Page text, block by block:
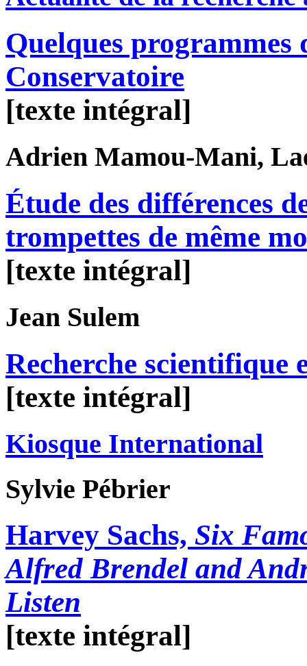
Quelques programmes
Conservatoire
[texte intégral]
Adrien Mamou-Mani,
Étude des différences
trompettes de même
[texte intégral]
Jean Sulem
Recherche
[texte intégral]
Kiosque International
Sylvie Pébrier
Harvey Sachs, Six
Alfred Brendel and
Listen
[texte intégral]